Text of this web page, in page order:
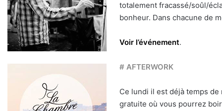
totalement fracassé/soûl/
bonheur. Dans chacune de
Voir l’événement.
# AFTERWORK
Ce lundi il est déjà temps
gratuite où vous pourrez